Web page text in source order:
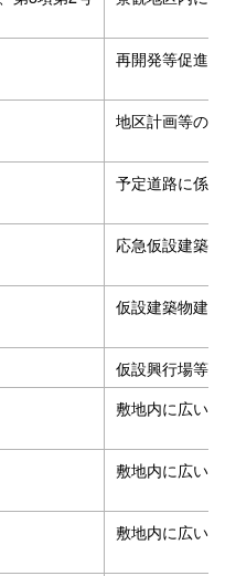
再開発等促進
地区計画等の
予定道路に係
応急仮設建築
仮設建築物建
仮設興行場等
敷地内に広い
敷地内に広い
敷地内に広い